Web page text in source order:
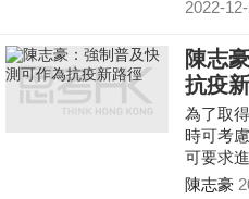
2022-
陳志
抗疫
為了取
時可考
可要求
快速抗
陳志豪